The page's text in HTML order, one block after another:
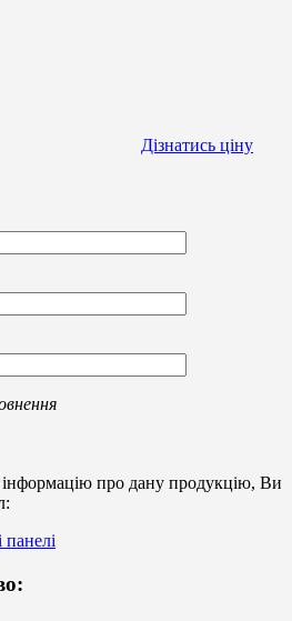
Дізнатись ціну
інформацію про дану продукцію, Ви
панелі